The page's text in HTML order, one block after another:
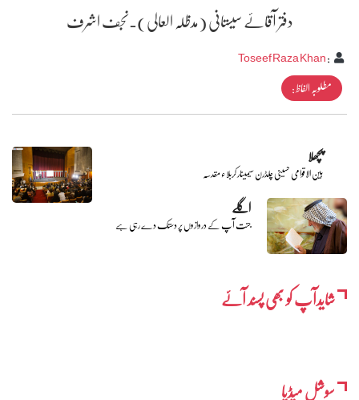
دفتر آقائے سیستانی (مدظلہ العالی) ـ نجف اشرف
:
Toseef Raza Khan
مطلوبہ الفاظ :
پچھلا
بین الاقوامی حسینی چلڈرن سیمینار کربلاء مقدسہ
اگلے
جنت آپ کے دروازوں پر دستک دے رہی ہے
شایدآپ کو بھی پسند آئے
سوشل میڈیا